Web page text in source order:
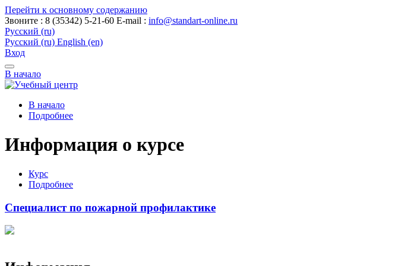
Перейти к основному содержанию
Звоните : 8 (35342) 5-21-60 E-mail : info@standart-online.ru
Русский ‎(ru)‎
Русский ‎(ru)‎ English ‎(en)‎
Вход
В начало
В начало
Подробнее
Информация о курсе
Курс
Подробнее
Специалист по пожарной профилактике